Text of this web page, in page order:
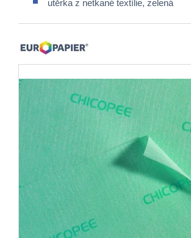
utěrka z netkané textílie, zelená